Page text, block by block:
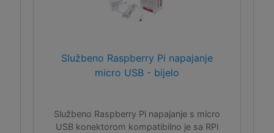
Službeno Raspberry Pi napajanje
micro USB - bijelo
Službeno Raspberry Pi napajanje s micro
USB konektorom kompatibilno je sa RPi